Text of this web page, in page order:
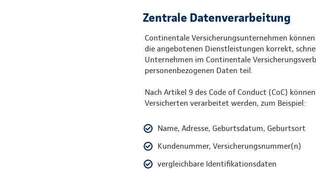
Zentrale Datenverarbeitung
Continentale Versicherungsunternehmen
die angebotenen Dienstleistungen korrekt,
Unternehmen im Continentale
personenbezogenen Daten teil.
Nach Artikel 9 des Code of Conduct (CoC)
Versicherten verarbeitet werden, zum Beispiel:
Name, Adresse, Geburtsdatum, Geburtsort
Kundenummer, Versicherungsnummer(n)
vergleichbare Identifikationsdaten